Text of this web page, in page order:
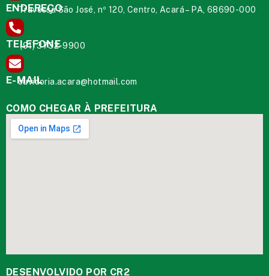
ENDEREÇO
Travessa São José, nº 120, Centro, Acará – PA, 68690-000
TELEFONE
(91) 3732-9900
E-MAIL
ouvidoria.acara@hotmail.com
COMO CHEGAR À PREFEITURA
DESENVOLVIDO POR CR2